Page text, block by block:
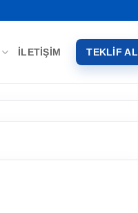
İLETIŞIM TEKLIF AL